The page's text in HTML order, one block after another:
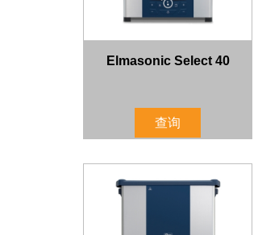
Elmasonic Select 40
查询